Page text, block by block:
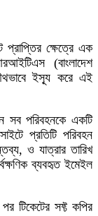
প্রাপ্তির ক্ষেত্রে এক
(বাংলাদেশ
ইস্যূ করে এই
সব পরিবহনকে একটি
প্রতিটি পরিবহন
ও যাত্রার তারিখ
ব্যবহৃত ইমেইল
টিকেটের সফ্ট কপির